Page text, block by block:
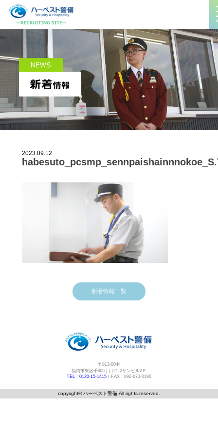
2023.09.12
新着情報一覧
〒813-0044
福岡市東区千早5丁目21-2サンビル2Ｆ
TEL : 0120-15-1415 / FAX : 092-673-0190
copyright©️ ハーベスト警備 All rights reserved.